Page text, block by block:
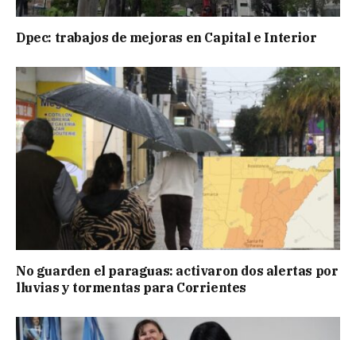
Dpec: trabajos de mejoras en Capital e Interior
No guarden el paraguas: activaron dos alertas por
lluvias y tormentas para Corrientes